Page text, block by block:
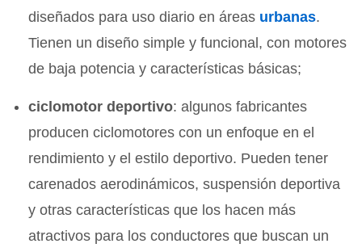
diseñados para uso diario en áreas urbanas.
Tienen un diseño simple y funcional, con motores
de baja potencia y características básicas;
ciclomotor deportivo: algunos fabricantes
producen ciclomotores con un enfoque en el
rendimiento y el estilo deportivo. Pueden tener
carenados aerodinámicos, suspensión deportiva
y otras características que los hacen más
atractivos para los conductores que buscan un